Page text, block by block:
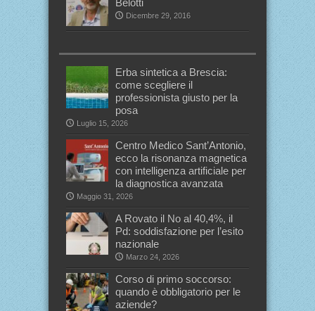
Belotti
Dicembre 29, 2016
Erba sintetica a Brescia:
come scegliere il
professionista giusto per la
posa
Luglio 15, 2026
Centro Medico Sant’Antonio,
ecco la risonanza magnetica
con intelligenza artificiale per
la diagnostica avanzata
Maggio 31, 2026
A Rovato il No al 40,4%, il
Pd: soddisfazione per l’esito
nazionale
Marzo 24, 2026
Corso di primo soccorso:
quando è obbligatorio per le
aziende?